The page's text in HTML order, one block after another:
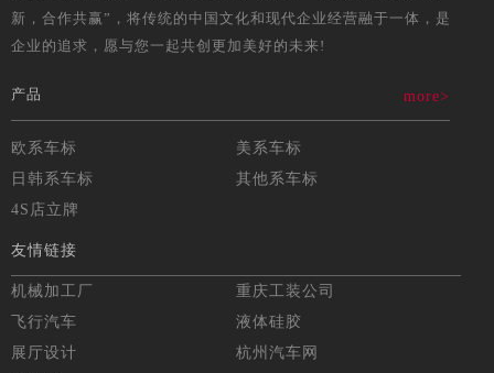
新，合作共赢”，将传统的中国文化和现代企业经营融于一体，是
企业的追求，愿与您一起共创更加美好的未来!
产品 more>
欧系车标
美系车标
日韩系车标
其他系车标
4S店立牌
友情链接
机械加工厂
重庆工装公司
飞行汽车
液体硅胶
展厅设计
杭州汽车网